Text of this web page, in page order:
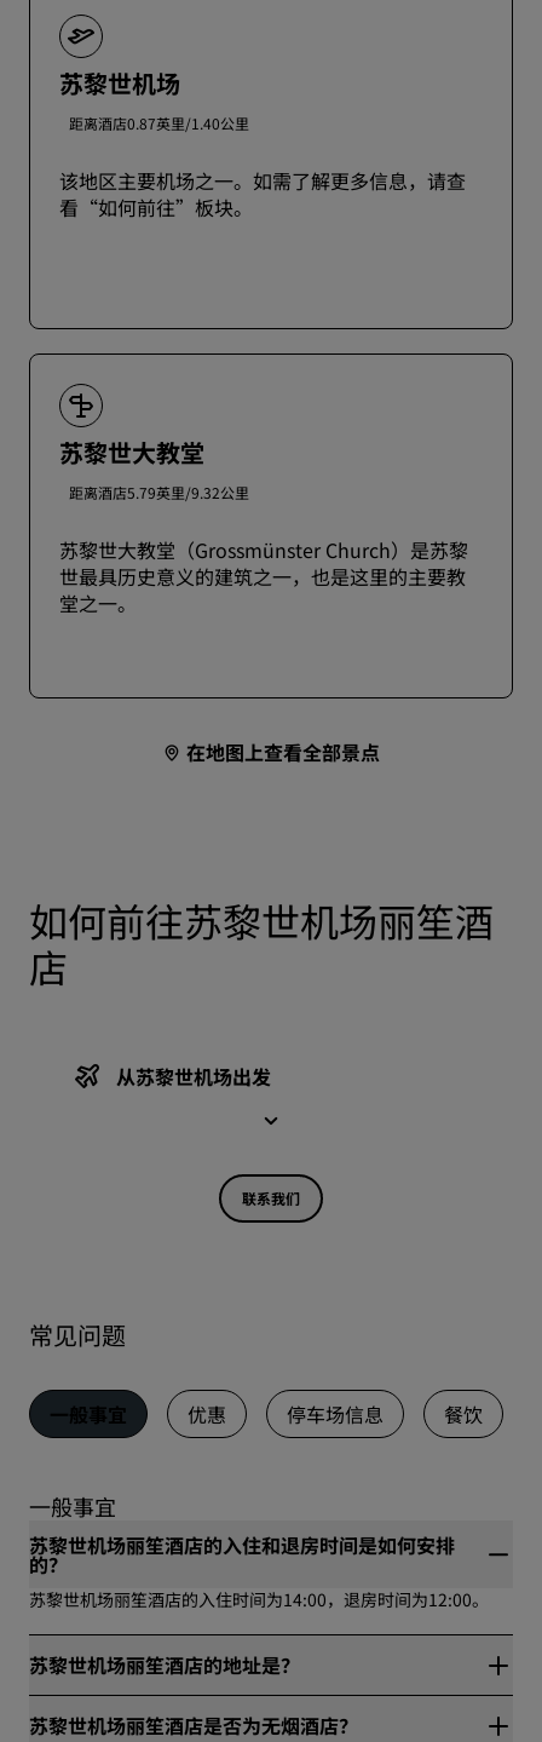
苏黎世机场
距离酒店0.87英里/1.40公里
该地区主要机场之一。如需了解更多信息，请查
看“如何前往”板块。
苏黎世大教堂
距离酒店5.79英里/9.32公里
苏黎世大教堂（Grossmünster Church）是苏黎
世最具历史意义的建筑之一，也是这里的主要教
堂之一。
在地图上查看全部景点
如何前往苏黎世机场丽笙酒
店
从苏黎世机场出发
联系我们
常见问题
一般事宜 优惠 停车场信息 餐饮
一般事宜
苏黎世机场丽笙酒店的入住和退房时间是如何安排
的？
苏黎世机场丽笙酒店的入住时间为14:00，退房时间为12:00。
苏黎世机场丽笙酒店的地址是？
苏黎世机场丽笙酒店是否为无烟酒店？